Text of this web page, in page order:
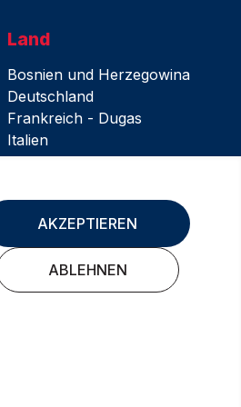
AKZEPTIEREN
ABLEHNEN
Land
Bosnien und Herzegowina
Deutschland
Frankreich - Dugas
Italien
Kroatien
Slowakei
Tschechien
Vereinigtes Königreich